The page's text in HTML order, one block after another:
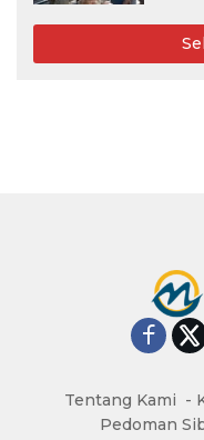
Tentang Kami
Pedoman